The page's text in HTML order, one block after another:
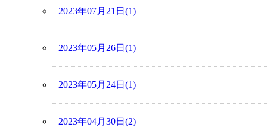
2023年07月21日(1)
2023年05月26日(1)
2023年05月24日(1)
2023年04月30日(2)